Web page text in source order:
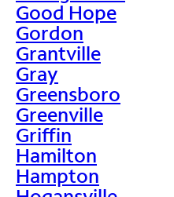
Good Hope
Gordon
Grantville
Gray
Greensboro
Greenville
Griffin
Hamilton
Hampton